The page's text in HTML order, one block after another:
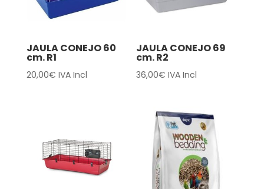
JAULA CONEJO 60
cm. R1
20,00€ IVA Incl
JAULA CONEJO 69
cm. R2
36,00€ IVA Incl